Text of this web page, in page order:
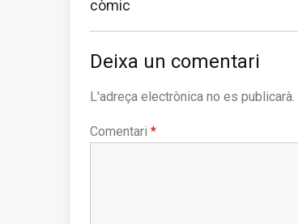
post:
còmic
Deixa un comentari
L'adreça electrònica no es publicarà.
Comentari *